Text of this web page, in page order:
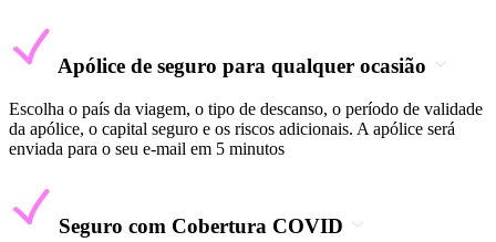
Apólice de seguro para qualquer ocasião
Escolha o país da viagem, o tipo de descanso, o período de validade
da apólice, o capital seguro e os riscos adicionais. A apólice será
enviada para o seu e-mail em 5 minutos
Seguro com Cobertura COVID